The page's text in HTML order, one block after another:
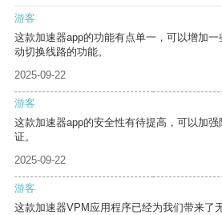
游客
这款加速器app的功能有点单一，可以增加
动切换线路的功能。
2025-09-22
游客
这款加速器app的安全性有待提高，可以加
证。
2025-09-22
游客
这款加速器VPM应用程序已经为我们带来了